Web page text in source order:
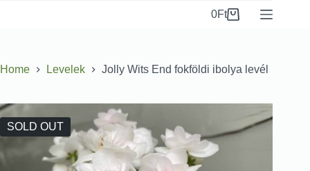
0Ft
Home Levelek Jolly Wits End fokföldi ibolya levél
SOLD OUT